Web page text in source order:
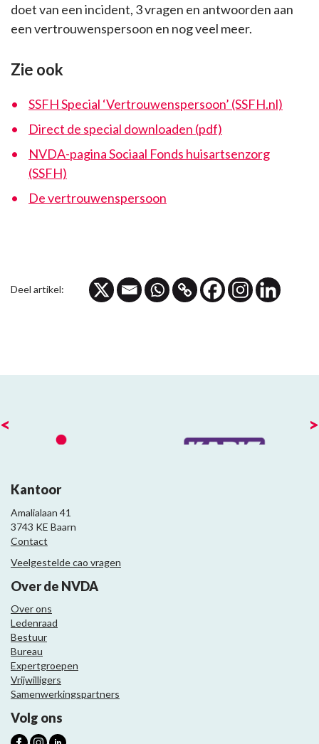
doet van een incident, 3 vragen en antwoorden aan
een vertrouwenspersoon en nog veel meer.
Zie ook
SSFH Special ‘Vertrouwenspersoon’ (SSFH.nl)
Direct de special downloaden (pdf)
NVDA-pagina Sociaal Fonds huisartsenzorg
(SSFH)
De vertrouwenspersoon
Deel artikel:
< >
Kantoor
Amalialaan 41
3743 KE Baarn
Contact
Veelgestelde cao vragen
Over de NVDA
Over ons
Ledenraad
Bestuur
Bureau
Expertgroepen
Vrijwilligers
Samenwerkingspartners
Volg ons